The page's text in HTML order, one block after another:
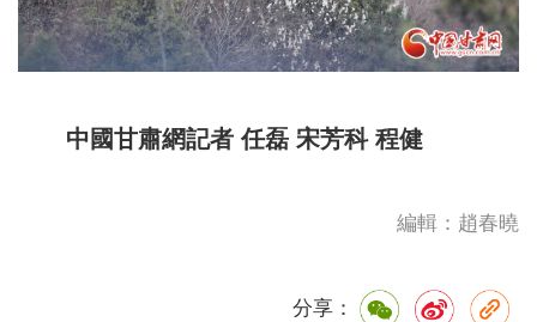
中國甘肅網記者 任磊 宋芳科 程健
編輯：趙春曉
分享：